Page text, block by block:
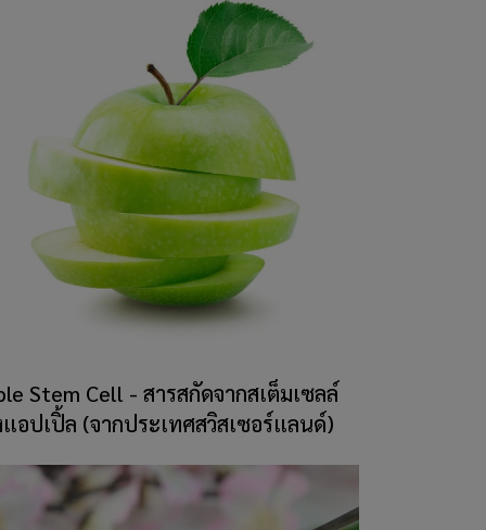
Stem Cell - สารสกัดจากสเต็มเซลล์
อปเปิ้ล (จากประเทศสวิสเซอร์แลนด์)